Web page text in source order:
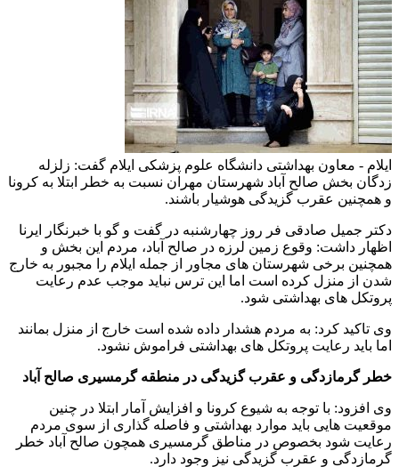
ایلام - معاون بهداشتی دانشگاه علوم پزشکی ایلام گفت: زلزله
زدگان بخش صالح آباد شهرستان مهران نسبت به خطر ابتلا به کرونا
و همچنین عقرب گزیدگی هوشیار باشند.
دکتر جمیل صادقی فر روز چهارشنبه در گفت و گو با خبرنگار ایرنا
اظهار داشت: وقوع زمین لرزه در صالح آباد، مردم این بخش و
همچنین برخی شهرستان های مجاور از جمله ایلام را مجبور به خارج
شدن از منزل کرده است اما این ترس نباید موجب عدم رعایت
پروتکل های بهداشتی شود.
وی تاکید کرد: به مردم هشدار داده شده است خارج از منزل بمانند
اما باید رعایت پروتکل های بهداشتی فراموش نشود.
خطر گرمازدگی و عقرب گزیدگی در منطقه گرمسیری صالح آباد
وی افزود: با توجه به شیوع کرونا و افزایش آمار ابتلا در چنین
موقعیت هایی باید موارد بهداشتی و فاصله گذاری از سوی مردم
رعایت شود بخصوص در مناطق گرمسیری همچون صالح آباد خطر
گرمازدگی و عقرب گزیدگی نیز وجود دارد.